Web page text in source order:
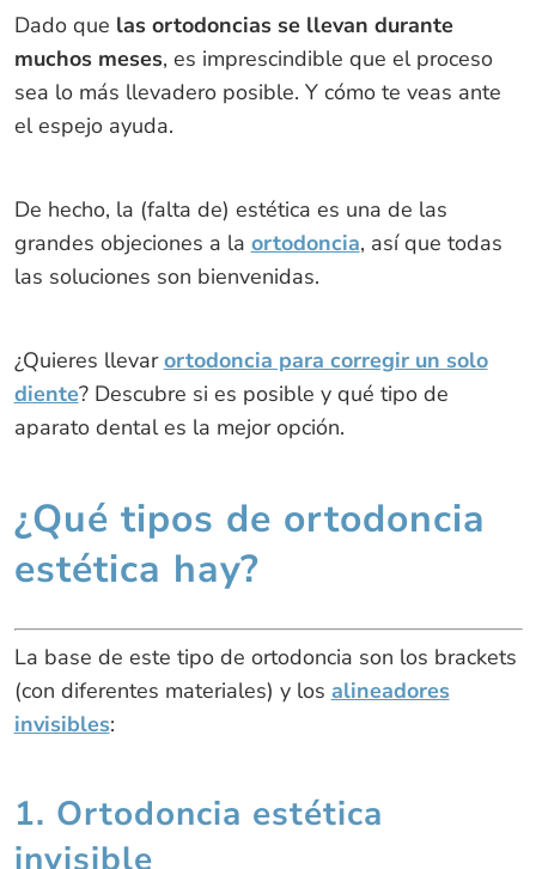
Dado que las ortodoncias se llevan durante
muchos meses, es imprescindible que el proceso
sea lo más llevadero posible. Y cómo te veas ante
el espejo ayuda.
De hecho, la (falta de) estética es una de las
grandes objeciones a la ortodoncia, así que todas
las soluciones son bienvenidas.
¿Quieres llevarortodoncia para corregir un solo
diente? Descubre si es posible y qué tipo de
aparato dental es la mejor opción.
¿Qué tipos de ortodoncia
estética hay?
La base de este tipo de ortodoncia son los brackets
(con diferentes materiales) y los alineadores
invisibles:
1. Ortodoncia estética
invisible